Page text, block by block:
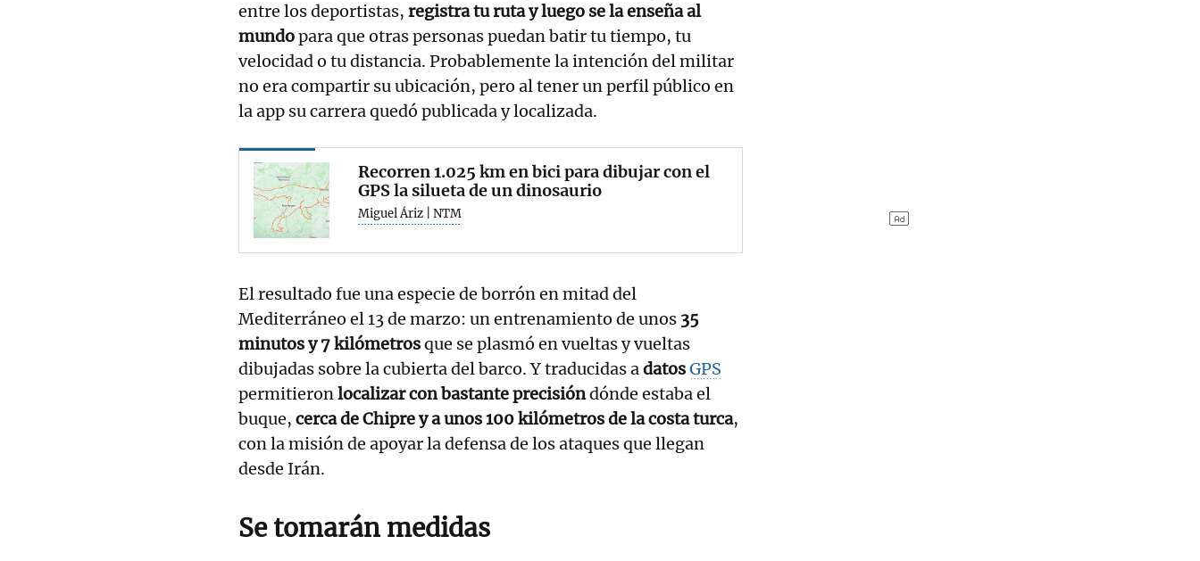
entre los deportistas, registra tu ruta y luego se la enseña al
mundopara que otras personas puedan batir tu tiempo, tu
velocidad o tu distancia. Probablemente la intención del militar
no era compartir su ubicación, pero al tener un perfil público en
la app su carrera quedó publicada y localizada.
Recorren 1.025 km en bici para dibujar con el
GPS la silueta de un dinosaurio
Miguel Áriz | NTM
El resultado fue una especie de borrón en mitad del
Mediterráneo el 13 de marzo: un entrenamiento de unos 35
minutos y 7 kilómetrosque se plasmó en vueltas y vueltas
dibujadas sobre la cubierta del barco. Y traducidas adatosGPS
permitieronlocalizar con bastante precisióndónde estaba el
buque, cerca de Chipre y a unos 100 kilómetros de la costa turca,
con la misión de apoyar la defensa de los ataques que llegan
desde Irán.
Se tomarán medidas